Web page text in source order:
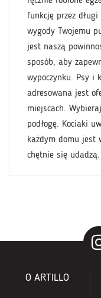
funkcję przez
wygody Twojemu
jest naszą
sposób, aby
wypoczynku. Psy i
adresowana jest
miejscach.
podłogę. Kociaki
każdym domu jest
chętnie się udadzą.
O ARTILLO